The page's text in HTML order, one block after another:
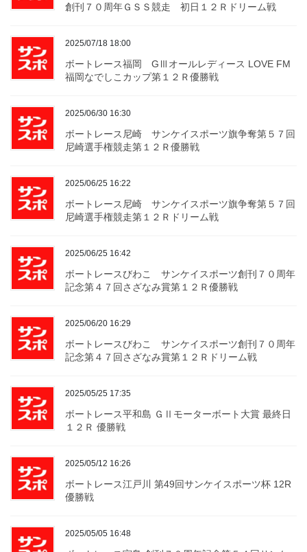
創刊７０周年ＧＳＳ競走 初日１２Ｒドリーム戦
2025/07/18 18:00
ボートレース福岡 GⅢオールレディース LOVE FM
福岡なでしこカップ第１２Ｒ優勝戦
2025/06/30 16:30
ボートレース尼崎 サンケイスポーツ旗争奪第５７回
尼崎選手権競走第１２Ｒ優勝戦
2025/06/25 16:22
ボートレース尼崎 サンケイスポーツ旗争奪第５７回
尼崎選手権競走第１２Ｒドリーム戦
2025/06/25 16:42
ボートレースびわこ サンケイスポーツ創刊７０周年
記念第４７回さざなみ賞第１２Ｒ優勝戦
2025/06/20 16:29
ボートレースびわこ サンケイスポーツ創刊７０周年
記念第４７回さざなみ賞第１２Ｒドリーム戦
2025/05/25 17:35
ボートレース平和島 ＧⅡモーターボート大賞 最終日
１２Ｒ 優勝戦
2025/05/12 16:26
ボートレース江戸川 第49回サンケイスポーツ杯 12R
優勝戦
2025/05/05 16:48